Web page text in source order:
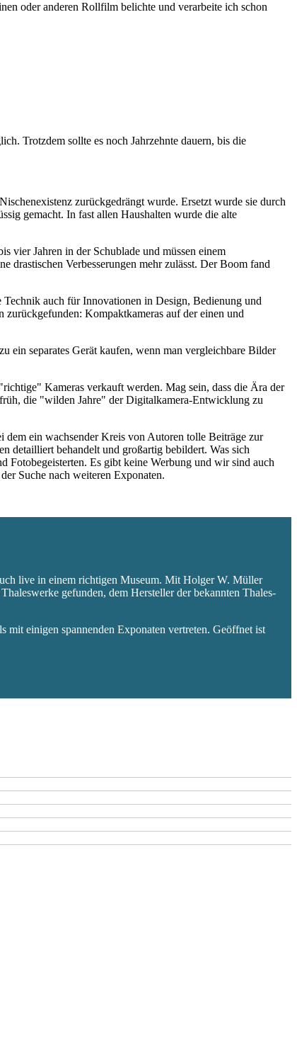
oder anderen Rollfilm belichte und verarbeite ich schon
Trotzdem sollte es noch Jahrzehnte dauern, bis die
zurückgedrängt wurde. Ersetzt wurde sie durch
gemacht. In fast allen Haushalten wurde die alte
vier Jahren in der Schublade und müssen einem
drastischen Verbesserungen mehr zulässt. Der Boom fand
Technik auch für Innovationen in Design, Bedienung und
zurückgefunden: Kompaktkameras auf der einen und
ein separates Gerät kaufen, wenn man vergleichbare Bilder
Kameras verkauft werden. Mag sein, dass die Ära der
die "wilden Jahre" der Digitalkamera-Entwicklung zu
dem ein wachsender Kreis von Autoren tolle Beiträge zur
detailliert behandelt und großartig bebildert. Was sich
Fotobegeisterten. Es gibt keine Werbung und wir sind auch
Suche nach weiteren Exponaten.
live in einem richtigen Museum. Mit Holger W. Müller
gefunden, dem Hersteller der bekannten Thales-
mit einigen spannenden Exponaten vertreten. Geöffnet ist